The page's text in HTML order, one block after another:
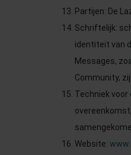
Partijen: De
Schriftelijk:
identiteit van
Messages,
Community,
Techniek
Website: